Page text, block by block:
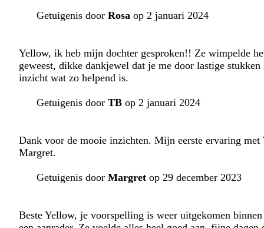
Getuigenis door Rosa op 2 januari 2024
Yellow, ik heb mijn dochter gesproken!! Ze wimpelde
geweest, dikke dankjewel dat je me door lastige
inzicht wat zo helpend is.
Getuigenis door TB op 2 januari 2024
Dank voor de mooie inzichten. Mijn eerste ervaring
Margret.
Getuigenis door Margret op 29 december 2023
Beste Yellow, je voorspelling is weer uitgekomen